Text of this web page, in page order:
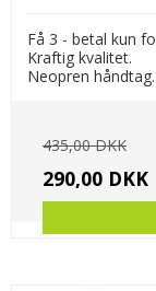
Få 3 - betal kun
Kraftig kvalitet.
Neopren håndtag.
435,00 DKK
290,00 DKK